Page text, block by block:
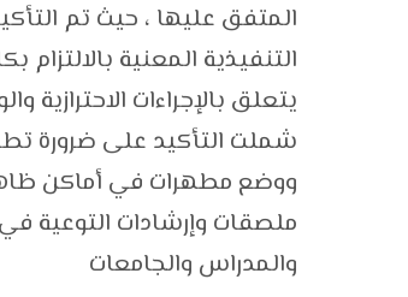
المتفق عليها ، حيث تم
التنفيذية المعنية بالالتزام
يتعلق بالإجراءات الاحترازية
شملت التأكيد على ضرورة
ووضع مطهرات في أماكن
ملصقات وإرشادات التوعية
والمدراس والجامعات